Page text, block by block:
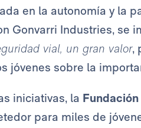
en la autonomía y la
Gonvarri Industries, se
vial, un gran valor,
jóvenes sobre la
iniciativas, la
para miles de